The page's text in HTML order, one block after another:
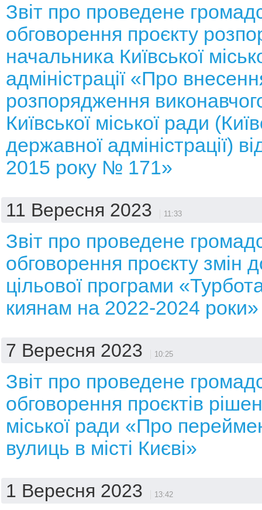
Звіт про проведене
обговорення проєкту
начальника Київської
адміністрації «Про
розпорядження
Київської міської ради
державної адміністрації)
2015 року № 171»
11 Вересня 2023 11:33
Звіт про проведене
обговорення проєкту змін
цільової програми
киянам на 2022-2024 роки»
7 Вересня 2023 10:25
Звіт про проведене
обговорення проєктів
міської ради «Про
вулиць в місті Києві»
1 Вересня 2023 13:42